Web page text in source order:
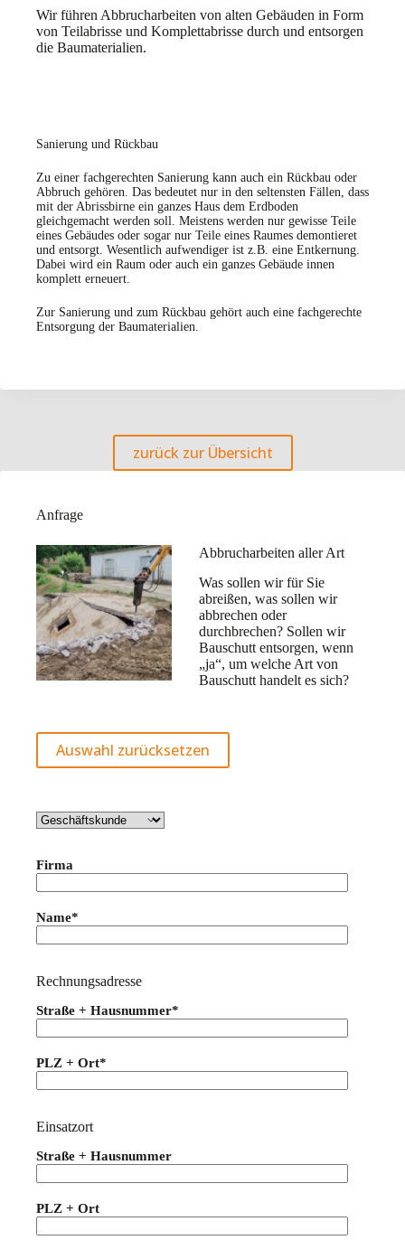
Wir führen Abbrucharbeiten von alten Gebäuden in Form
von Teilabrisse und Komplettabrisse durch und entsorgen
die Baumaterialien.
Sanierung und Rückbau
Zu einer fachgerechten Sanierung kann auch ein Rückbau oder
Abbruch gehören. Das bedeutet nur in den seltensten Fällen, dass
mit der Abrissbirne ein ganzes Haus dem Erdboden
gleichgemacht werden soll. Meistens werden nur gewisse Teile
eines Gebäudes oder sogar nur Teile eines Raumes demontieret
und entsorgt. Wesentlich aufwendiger ist z.B. eine Entkernung.
Dabei wird ein Raum oder auch ein ganzes Gebäude innen
komplett erneuert.
Zur Sanierung und zum Rückbau gehört auch eine fachgerechte
Entsorgung der Baumaterialien.
zurück zur Übersicht
Anfrage
Abbrucharbeiten aller Art
Was sollen wir für Sie
abreißen, was sollen wir
abbrechen oder
durchbrechen? Sollen wir
Bauschutt entsorgen, wenn
„ja“, um welche Art von
Bauschutt handelt es sich?
Auswahl zurücksetzen
Firma
Name*
Rechnungsadresse
Straße + Hausnummer*
PLZ + Ort*
Einsatzort
Straße + Hausnummer
PLZ + Ort